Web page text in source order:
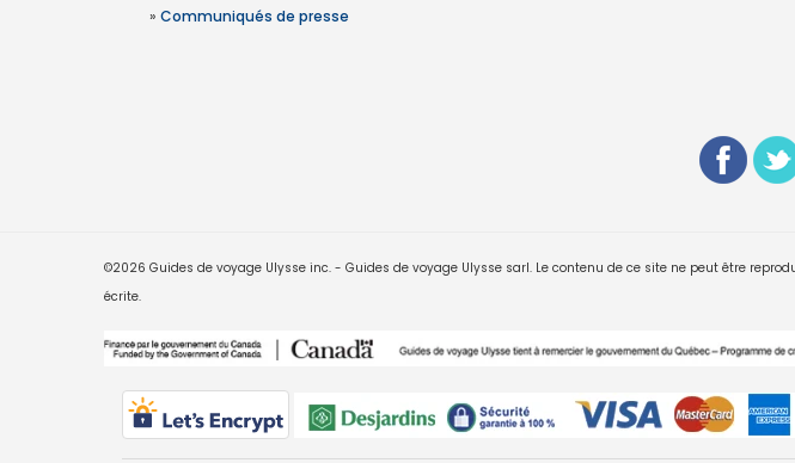
» Communiqués de presse
©2026 Guides de voyage Ulysse inc. - Guides de voyage Ulysse sarl. Le contenu de ce site ne peut être
écrite.